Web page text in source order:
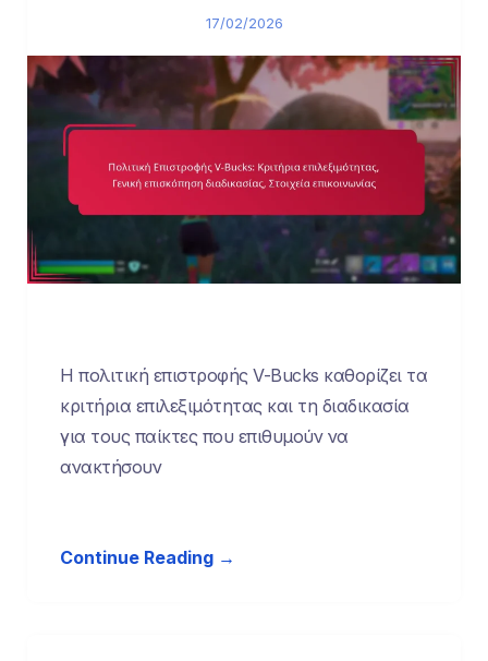
17/02/2026
Η πολιτική επιστροφής V-Bucks καθορίζει τα
κριτήρια επιλεξιμότητας και τη διαδικασία
για τους παίκτες που επιθυμούν να
ανακτήσουν
Continue Reading →